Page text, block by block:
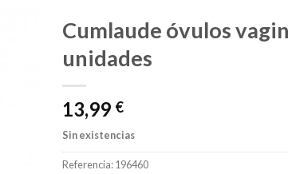
Cumlaude óvulos
unidades
13,99 €
Sin existencias
Referencia:196460